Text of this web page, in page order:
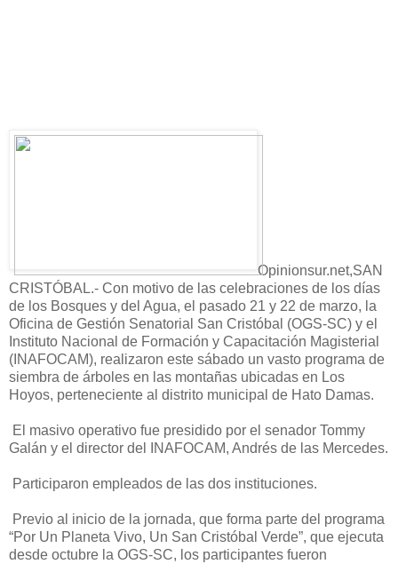
Opinionsur.net,SAN
CRISTÓBAL.- Con motivo de las celebraciones de los días
de los Bosques y del Agua, el pasado 21 y 22 de marzo, la
Oficina de Gestión Senatorial San Cristóbal (OGS-SC) y el
Instituto Nacional de Formación y Capacitación Magisterial
(INAFOCAM), realizaron este sábado un vasto programa de
siembra de árboles en las montañas ubicadas en Los
Hoyos, perteneciente al distrito municipal de Hato Damas.
El masivo operativo fue presidido por el senador Tommy
Galán y el director del INAFOCAM, Andrés de las Mercedes.
Participaron empleados de las dos instituciones.
Previo al inicio de la jornada, que forma parte del programa
“Por Un Planeta Vivo, Un San Cristóbal Verde”, que ejecuta
desde octubre la OGS-SC, los participantes fueron